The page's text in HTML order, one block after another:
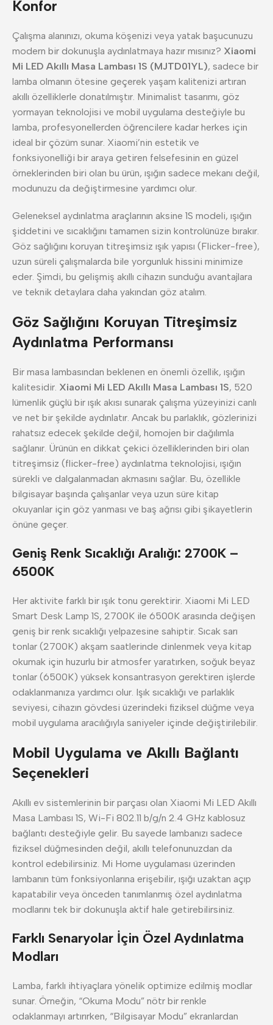
Konfor
Çalışma alanınızı, okuma köşenizi veya yatak başucunuzu
modern bir dokunuşla aydınlatmaya hazır mısınız? Xiaomi
Mi LED Akıllı Masa Lambası 1S (MJTD01YL), sadece bir
lamba olmanın ötesine geçerek yaşam kalitenizi artıran
akıllı özelliklerle donatılmıştır. Minimalist tasarımı, göz
yormayan teknolojisi ve mobil uygulama desteğiyle bu
lamba, profesyonellerden öğrencilere kadar herkes için
ideal bir çözüm sunar. Xiaomi’nin estetik ve
fonksiyonelliği bir araya getiren felsefesinin en güzel
örneklerinden biri olan bu ürün, ışığın sadece mekanı değil,
modunuzu da değiştirmesine yardımcı olur.
Geleneksel aydınlatma araçlarının aksine 1S modeli, ışığın
şiddetini ve sıcaklığını tamamen sizin kontrolünüze bırakır.
Göz sağlığını koruyan titreşimsiz ışık yapısı (Flicker-free),
uzun süreli çalışmalarda bile yorgunluk hissini minimize
eder. Şimdi, bu gelişmiş akıllı cihazın sunduğu avantajlara
ve teknik detaylara daha yakından göz atalım.
Göz Sağlığını Koruyan Titreşimsiz
Aydınlatma Performansı
Bir masa lambasından beklenen en önemli özellik, ışığın
kalitesidir. Xiaomi Mi LED Akıllı Masa Lambası 1S, 520
lümenlik güçlü bir ışık akısı sunarak çalışma yüzeyinizi canlı
ve net bir şekilde aydınlatır. Ancak bu parlaklık, gözlerinizi
rahatsız edecek şekilde değil, homojen bir dağılımla
sağlanır. Ürünün en dikkat çekici özelliklerinden biri olan
titreşimsiz (flicker-free) aydınlatma teknolojisi, ışığın
sürekli ve dalgalanmadan akmasını sağlar. Bu, özellikle
bilgisayar başında çalışanlar veya uzun süre kitap
okuyanlar için göz yanması ve baş ağrısı gibi şikayetlerin
önüne geçer.
Geniş Renk Sıcaklığı Aralığı: 2700K –
6500K
Her aktivite farklı bir ışık tonu gerektirir. Xiaomi Mi LED
Smart Desk Lamp 1S, 2700K ile 6500K arasında değişen
geniş bir renk sıcaklığı yelpazesine sahiptir. Sıcak sarı
tonlar (2700K) akşam saatlerinde dinlenmek veya kitap
okumak için huzurlu bir atmosfer yaratırken, soğuk beyaz
tonlar (6500K) yüksek konsantrasyon gerektiren işlerde
odaklanmanıza yardımcı olur. Işık sıcaklığı ve parlaklık
seviyesi, cihazın gövdesi üzerindeki fiziksel düğme veya
mobil uygulama aracılığıyla saniyeler içinde değiştirilebilir.
Mobil Uygulama ve Akıllı Bağlantı
Seçenekleri
Akıllı ev sistemlerinin bir parçası olan Xiaomi Mi LED Akıllı
Masa Lambası 1S, Wi-Fi 802.11 b/g/n 2.4 GHz kablosuz
bağlantı desteğiyle gelir. Bu sayede lambanızı sadece
fiziksel düğmesinden değil, akıllı telefonunuzdan da
kontrol edebilirsiniz. Mi Home uygulaması üzerinden
lambanın tüm fonksiyonlarına erişebilir, ışığı uzaktan açıp
kapatabilir veya önceden tanımlanmış özel aydınlatma
modlarını tek bir dokunuşla aktif hale getirebilirsiniz.
Farklı Senaryolar İçin Özel Aydınlatma
Modları
Lamba, farklı ihtiyaçlara yönelik optimize edilmiş modlar
sunar. Örneğin, “Okuma Modu” nötr bir renkle
odaklanmayı artırırken, “Bilgisayar Modu” ekranlardan